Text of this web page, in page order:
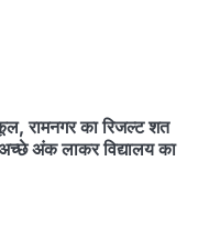
रामनगर का रिजल्ट शत
अंक लाकर विद्यालय का